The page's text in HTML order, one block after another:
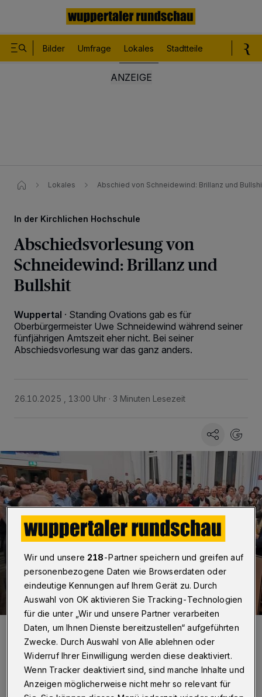
Bilder Umfrage Lokales Stadtteile
Lokales Abschied von Schneidewind: Brillanz und
In der Kirchlichen Hochschule
Abschiedsvorlesung von
Schneidewind: Brillanz und
Bullshit
Wuppertal · Standing Ovations gab es für
Oberbürgermeister Uwe Schneidewind während seiner
fünfjährigen Amtszeit eher nicht. Bei seiner
Abschiedsvorlesung war das ganz anders.
26.10.2025 , 13:00 Uhr 3 Minuten Lesezeit
Großer Beifall zum Abschied: Uwe Schneidewind nach seinem
Auftritt auf der Hardt.
Wir und unsere 218-Partner speichern und greifen auf
personenbezogene Daten wie Browserdaten oder
eindeutige Kennungen auf Ihrem Gerät zu. Durch
Auswahl von OK aktivieren Sie Tracking-Technologien
für die unter „Wir und unsere Partner verarbeiten
Daten, um Ihnen Dienste bereitzustellen“ aufgeführten
Zwecke. Durch Auswahl von Alle ablehnen oder
Widerruf Ihrer Einwilligung werden diese deaktiviert.
Wenn Tracker deaktiviert sind, sind manche Inhalte und
Anzeigen möglicherweise nicht mehr so relevant für